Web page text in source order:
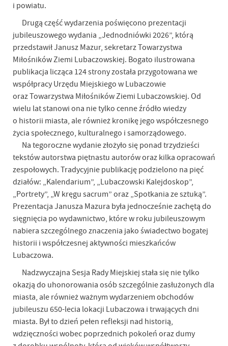
i powiatu.
Drugą część wydarzenia poświęcono prezentacji
jubileuszowego wydania „Jednodniówki 2026”, którą
przedstawił Janusz Mazur, sekretarz Towarzystwa
Miłośników Ziemi Lubaczowskiej. Bogato ilustrowana
publikacja licząca 124 strony została przygotowana we
współpracy Urzędu Miejskiego w Lubaczowie
oraz Towarzystwa Miłośników Ziemi Lubaczowskiej. Od
wielu lat stanowi ona nie tylko cenne źródło wiedzy
o historii miasta, ale również kronikę jego współczesnego
życia społecznego, kulturalnego i samorządowego.
Na tegoroczne wydanie złożyło się ponad trzydzieści
tekstów autorstwa piętnastu autorów oraz kilka opracowań
zespołowych. Tradycyjnie publikację podzielono na pięć
działów: „Kalendarium”, „Lubaczowski Kalejdoskop”,
„Portrety”, „W kręgu sacrum” oraz „Spotkania ze sztuką”.
Prezentacja Janusza Mazura była jednocześnie zachętą do
sięgnięcia po wydawnictwo, które w roku jubileuszowym
nabiera szczególnego znaczenia jako świadectwo bogatej
historii i współczesnej aktywności mieszkańców
Lubaczowa.
Nadzwyczajna Sesja Rady Miejskiej stała się nie tylko
okazją do uhonorowania osób szczególnie zasłużonych dla
miasta, ale również ważnym wydarzeniem obchodów
jubileuszu 650-lecia lokacji Lubaczowa i trwających dni
miasta. Był to dzień pełen refleksji nad historią,
wdzięczności wobec poprzednich pokoleń oraz dumy